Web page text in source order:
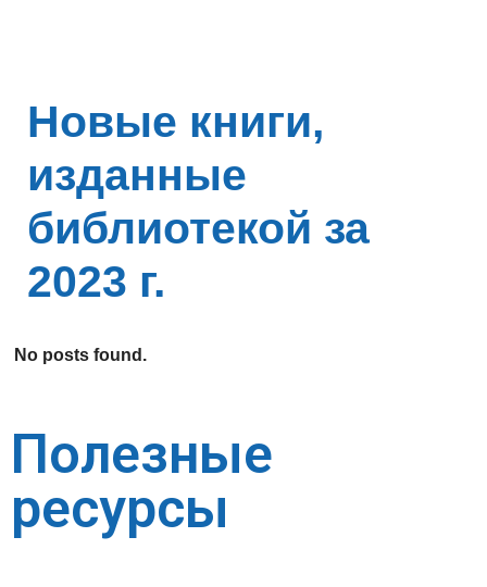
Новые книги,
изданные
библиотекой за
2023 г.
No posts found.
Полезные
ресурсы